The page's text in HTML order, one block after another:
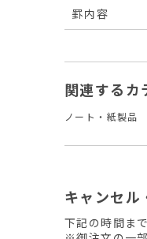
罫内容
関連するカ
ノート・紙製品
キャンセル
下記の時間ま